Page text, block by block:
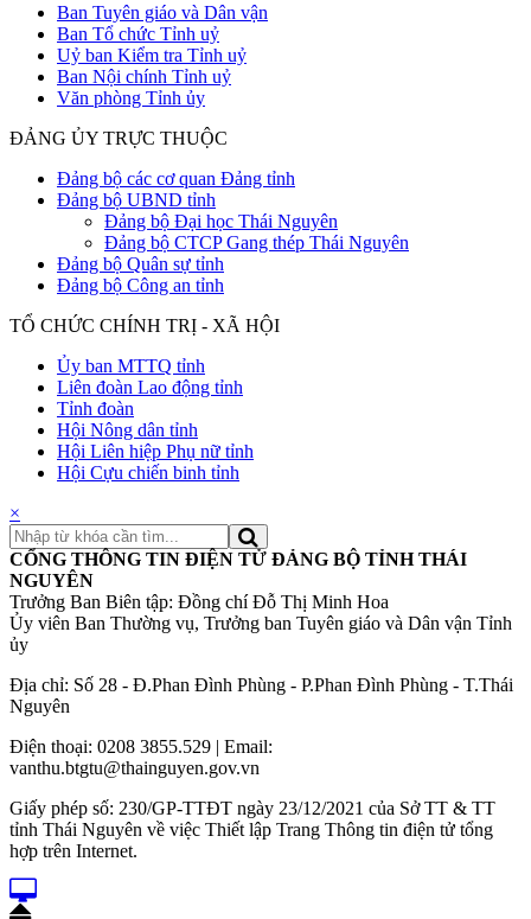
Ban Tuyên giáo và Dân vận
Ban Tổ chức Tỉnh uỷ
Uỷ ban Kiểm tra Tỉnh uỷ
Ban Nội chính Tỉnh uỷ
Văn phòng Tỉnh ủy
ĐẢNG ỦY TRỰC THUỘC
Đảng bộ các cơ quan Đảng tỉnh
Đảng bộ UBND tỉnh
Đảng bộ Đại học Thái Nguyên
Đảng bộ CTCP Gang thép Thái Nguyên
Đảng bộ Quân sự tỉnh
Đảng bộ Công an tỉnh
TỔ CHỨC CHÍNH TRỊ - XÃ HỘI
Ủy ban MTTQ tỉnh
Liên đoàn Lao động tỉnh
Tỉnh đoàn
Hội Nông dân tỉnh
Hội Liên hiệp Phụ nữ tỉnh
Hội Cựu chiến binh tỉnh
×
CỔNG THÔNG TIN ĐIỆN TỬ ĐẢNG BỘ TỈNH THÁI
NGUYÊN
Trưởng Ban Biên tập: Đồng chí Đỗ Thị Minh Hoa
Ủy viên Ban Thường vụ, Trưởng ban Tuyên giáo và Dân vận Tỉnh
ủy
Địa chỉ: Số 28 - Đ.Phan Đình Phùng - P.Phan Đình Phùng - T.Thái
Nguyên
Điện thoại: 0208 3855.529 | Email:
vanthu.btgtu@thainguyen.gov.vn
Giấy phép số: 230/GP-TTĐT ngày 23/12/2021 của Sở TT & TT
tỉnh Thái Nguyên về việc Thiết lập Trang Thông tin điện tử tổng
hợp trên Internet.